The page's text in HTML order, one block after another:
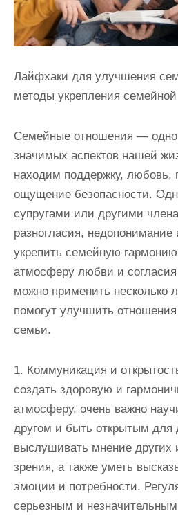
Лайфхаки для улучшения
методы укрепления
Семейные отношения —
значимых аспектов нашей
находим поддержку, любовь,
ощущение безопасности.
супругами или другими
разногласия,
укрепить семейную
атмосферу любви и
можно применить несколько
помогут улучшить
семьи.
1. Коммуникация и
создать здоровую и
атмосферу, очень важно
другом и быть открытым для
выслушивать мнение других
зрения, а также уметь
эмоции и потребности.
серьезным и